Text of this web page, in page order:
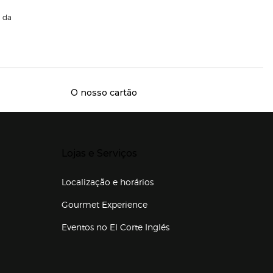
da
O nosso cartão
Localização e horários
Gourmet Experience
Eventos no El Corte Inglés